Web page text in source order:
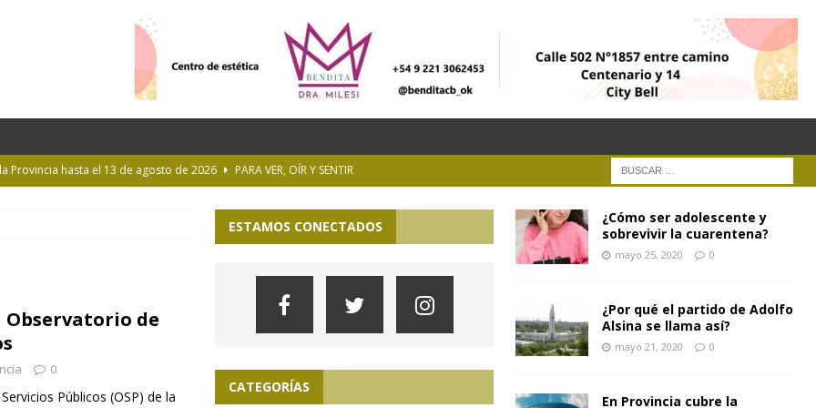
Provincia hasta el 13 de agosto de 2026
PARA VER, OÍR Y SENTIR
por una tormenta a casi 10 mil metros de altura
MUNICIPIOS
Pública de la UNLP CULTURA
Observatorio de
0
Públicos (OSP) de la
ESTAMOS CONECTADOS
CATEGORÍAS
¿Cómo ser adolescente y
sobrevivir la cuarentena?
mayo 25, 2020 0
¿Por qué el partido de Adolfo
Alsina se llama así?
mayo 21, 2020 0
En Provincia cubre la